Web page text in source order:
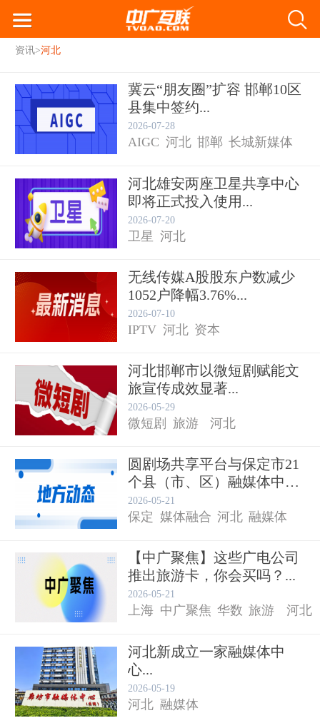
资讯>河北
冀云“朋友圈”扩容 邯郸10区
县集中签约...
2026-07-28
AIGC 河北 邯郸 长城新媒体
河北雄安两座卫星共享中心
即将正式投入使用...
2026-07-20
卫星 河北
无线传媒A股股东户数减少
1052户降幅3.76%...
2026-07-10
IPTV 河北 资本
河北邯郸市以微短剧赋能文
旅宣传成效显著...
2026-05-29
微短剧 旅游 河北
圆剧场共享平台与保定市21
个县（市、区）融媒体中心
签...
2026-05-21
保定 媒体融合 河北 融媒体
【中广聚焦】这些广电公司
推出旅游卡，你会买吗？...
2026-05-21
上海 中广聚焦 华数 旅游 河北
河北新成立一家融媒体中
心...
2026-05-19
河北 融媒体